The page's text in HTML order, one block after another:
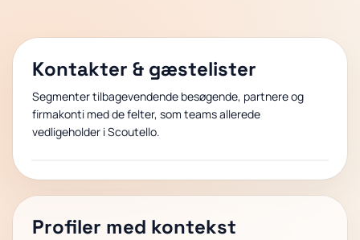
Kontakter & gæstelister
Segmenter tilbagevendende besøgende, partnere og
firmakonti med de felter, som teams allerede
vedligeholder i Scoutello.
Profiler med kontekst